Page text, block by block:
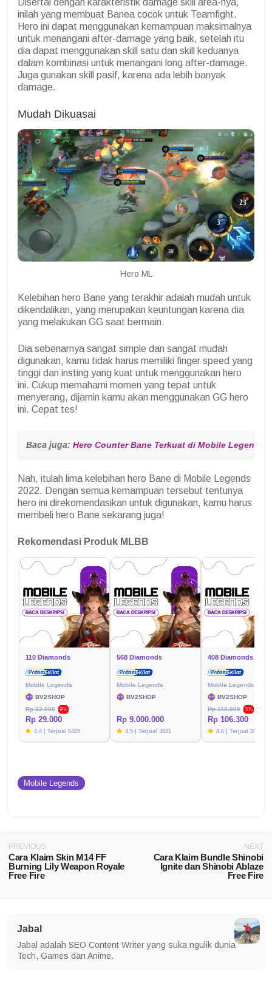
inilah yang membuat Banea cocok untuk Teamfight.
Hero ini dapat menggunakan kemampuan maksimalnya
untuk menangani after-damage yang baik, setelah itu
dia dapat menggunakan skill satu dan skill keduanya
dalam kombinasi untuk menangani long after-damage.
Juga gunakan skill pasif, karena ada lebih banyak
damage.
Mudah Dikuasai
Hero ML
Kelebihan hero Bane yang terakhir adalah mudah untuk
dikendalikan, yang merupakan keuntungan karena dia
yang melakukan GG saat bermain.
Dia sebenarnya sangat simple dan sangat mudah
digunakan, kamu tidak harus memiliki finger speed yang
tinggi dan insting yang kuat untuk menggunakan hero
ini. Cukup memahami momen yang tepat untuk
menyerang, dijamin kamu akan menggunakan GG hero
ini. Cepat tes!
Baca juga: Hero Counter Bane Terkuat di Mobile Legends
Nah, itulah lima kelebihan hero Bane di Mobile Legends
2022. Dengan semua kemampuan tersebut tentunya
hero ini direkomendasikan untuk digunakan, kamu harus
membeli hero Bane sekarang juga!
Rekomendasi Produk MLBB
110 Diamonds
Mobile Legends
BV2SHOP
Rp 32.000
9%
Rp 29.000
4.4 | Terjual 6429
568 Diamonds
Mobile Legends
BV2SHOP
Rp 9.000.000
4.5 | Terjual 3821
408 Diamonds
Mobile Legends
BV2SHOP
Rp 110.000
3%
Rp 106.300
4.6 | Terjual 3576
Mobile Legends
PREVIOUS
Cara Klaim Skin M14 FF
Burning Lily Weapon Royale
Free Fire
NEXT
Cara Klaim Bundle Shinobi
Ignite dan Shinobi Ablaze
Free Fire
Jabal
Jabal adalah SEO Content Writer yang suka ngulik dunia
Tech, Games dan Anime.